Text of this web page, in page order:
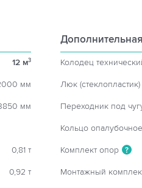
12 м3
мм
мм
0,81 т
0,92 т
Колодец
Люк (стеклопластик)
Переходник под
Кольцо опалубочное
Комплект опор ?
Монтажный